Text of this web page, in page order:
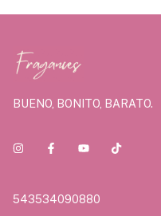
BUENO, BONITO, BARATO.
543534090880